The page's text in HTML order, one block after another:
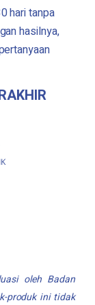
hari tanpa
hasilnya,
oleh Badan
produk ini tidak